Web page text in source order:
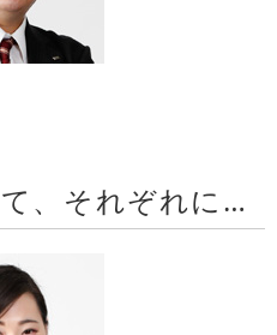
短答と論文を分けて、それぞれに特化するカリキュラムがよかったです